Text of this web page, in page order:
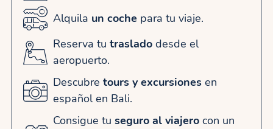
Alquila un coche para tu viaje.
Reserva tu traslado desde el
aeropuerto.
Descubre tours y excursiones en
español en Bali.
Consigue tu seguro al viajero con un